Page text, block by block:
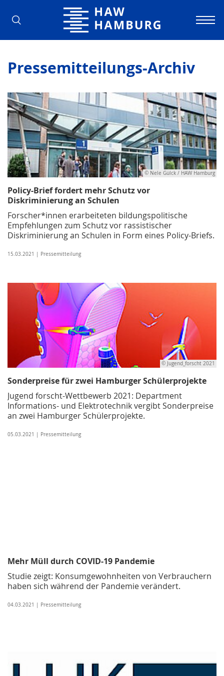
Hochschule für Angewandte
Pressemitteilungs-Archiv
© Nele Gülck / HAW Hamburg
Policy-Brief fordert mehr Schutz vor
Diskriminierung an Schulen
Forscher*innen erarbeiteten bildungspolitische
Empfehlungen zum Schutz vor rassistischer
Diskriminierung an Schulen in Form eines Policy-Briefs.
15.03.2021 | Pressemitteilung
© Jugend_forscht 2021
Sonderpreise für zwei Hamburger Schülerprojekte
Jugend forscht-Wettbewerb 2021: Department
Informations- und Elektrotechnik vergibt Sonderpreise
an zwei Hamburger Schülerprojekte.
05.03.2021 | Pressemitteilung
Mehr Müll durch COVID-19 Pandemie
Studie zeigt: Konsumgewohnheiten von Verbrauchern
haben sich während der Pandemie verändert.
04.03.2021 | Pressemitteilung